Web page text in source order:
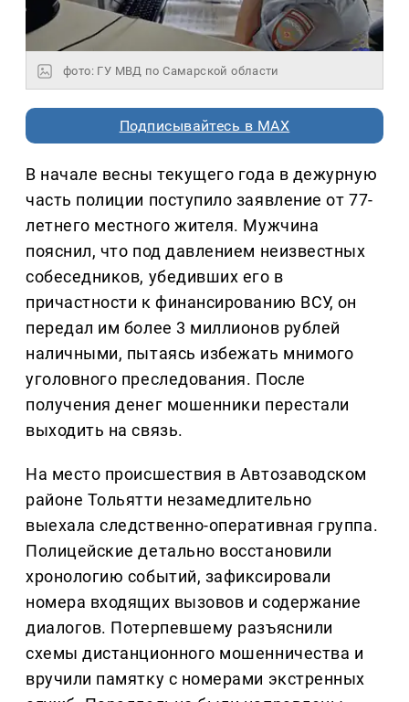
фото: ГУ МВД по Самарской области
Подписывайтесь в MAX
В начале весны текущего года в дежурную
часть полиции поступило заявление от 77-
летнего местного жителя. Мужчина
пояснил, что под давлением неизвестных
собеседников, убедивших его в
причастности к финансированию ВСУ, он
передал им более 3 миллионов рублей
наличными, пытаясь избежать мнимого
уголовного преследования. После
получения денег мошенники перестали
выходить на связь.
На место происшествия в Автозаводском
районе Тольятти незамедлительно
выехала следственно-оперативная группа.
Полицейские детально восстановили
хронологию событий, зафиксировали
номера входящих вызовов и содержание
диалогов. Потерпевшему разъяснили
схемы дистанционного мошенничества и
вручили памятку с номерами экстренных